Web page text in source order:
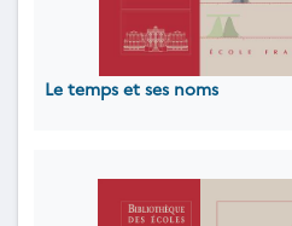
Le temps et ses noms